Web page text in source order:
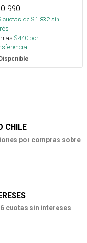
cuotas de $1.832sin
$440 por
Disponible
CHILE
por compras sobre
6 cuotas sin intereses